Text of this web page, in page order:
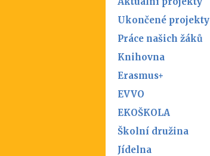
Ukončené projekty
Práce našich žáků
Knihovna
Erasmus+
EVVO
EKOŠKOLA
Školní družina
Jídelna